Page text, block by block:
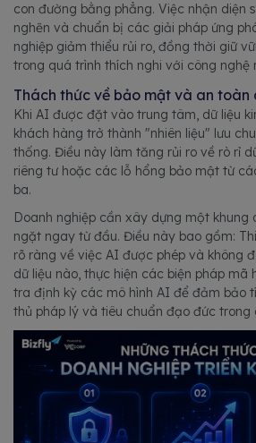
con đường bằng phẳng. Việc nhận diện
nghẽn và chuẩn bị các giải pháp ứng
nghiệp giảm thiểu rủi ro, đồng thời giữ
trong quá trình thích nghi với công nghệ
Thách thức về bảo mật và an toàn
Khi AI được đặt vào trung tâm, dữ liệu
khách hàng trở thành "nhiên liệu" lưu
thống. Điều này làm tăng rủi ro về rò rỉ
riêng tư hoặc các lỗ hổng bảo mật từ
ba.
Doanh nghiệp cần xây dựng một khung
ngặt ngay từ đầu. Điều này bao gồm:
rõ ràng về việc AI được phép và không
dữ liệu nào, thực hiện các biện pháp mã
tra định kỳ các mô hình AI để đảm bảo
thủ pháp lý và tiêu chuẩn đạo đức trong